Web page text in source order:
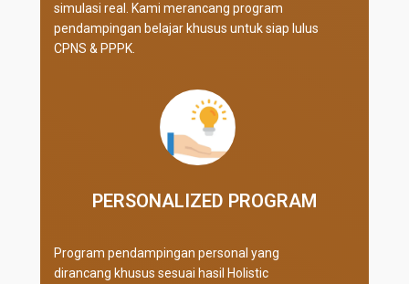
simulasi real
. Kami merancang program
pendampingan belajar khusus untuk siap lulus
CPNS & PPPK.
PERSONALIZED PROGRAM​
Program pendampingan personal yang
dirancang khusus sesuai hasil Holistic